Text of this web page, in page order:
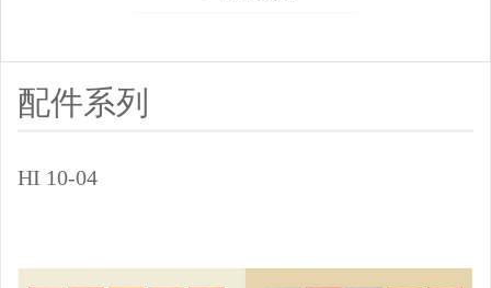
配件系列
HI 10-04